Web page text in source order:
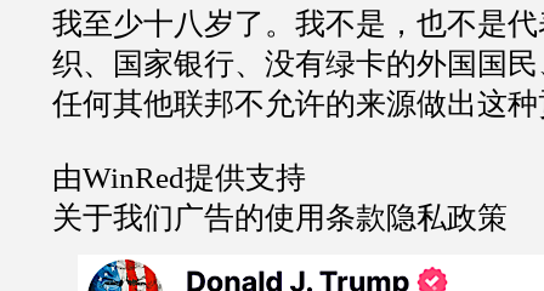
我至少十八岁了。我不是，也不是
织、国家银行、没有绿卡的外国国
任何其他联邦不允许的来源做出这
由WinRed提供支持
关于我们广告的使用条款隐私政策